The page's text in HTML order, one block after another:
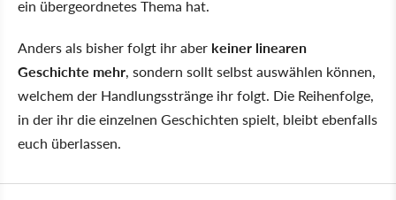
ein übergeordnetes Thema hat.
Anders als bisher folgt ihr aber keiner linearen
Geschichte mehr, sondern sollt selbst auswählen können,
welchem der Handlungsstränge ihr folgt. Die Reihenfolge,
in der ihr die einzelnen Geschichten spielt, bleibt ebenfalls
euch überlassen.